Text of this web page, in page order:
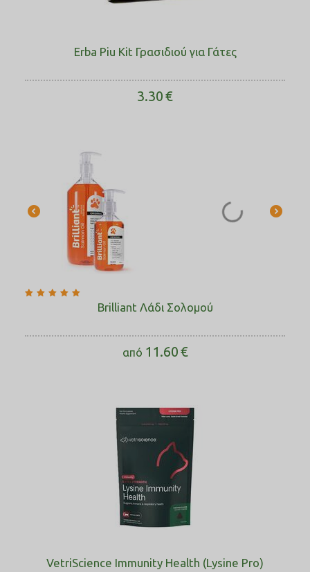
Erba Piu Kit Γρασιδιού για Γάτες
3.30€
Brilliant Λάδι Σολομού
από 11.60€
VetriScience Immunity Health (Lysine Pro)